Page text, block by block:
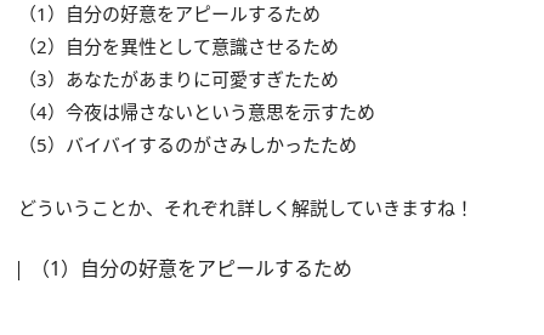
（1）自分の好意をアピールするため
（2）自分を異性として意識させるため
（3）あなたがあまりに可愛すぎたため
（4）今夜は帰さないという意思を示すため
（5）バイバイするのがさみしかったため
どういうことか、それぞれ詳しく解説していきますね！
（1）自分の好意をアピールするため